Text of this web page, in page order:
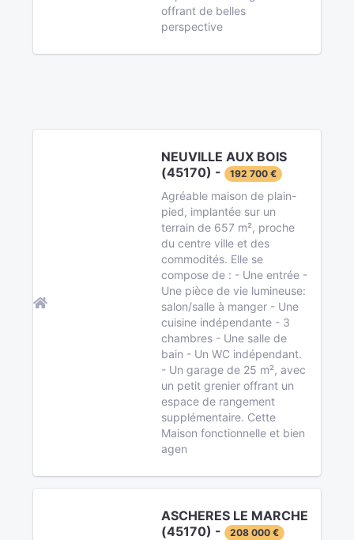
offrant de belles
perspective
NEUVILLE AUX BOIS
(45170) -
192 700 €
Agréable maison de plain-
pied, implantée sur un
terrain de 657 m², proche
du centre ville et des
commodités. Elle se
compose de : - Une entrée -
Une pièce de vie lumineuse:
salon/salle à manger - Une
cuisine indépendante - 3
chambres - Une salle de
bain - Un WC indépendant.
- Un garage de 25 m², avec
un petit grenier offrant un
espace de rangement
supplémentaire. Cette
Maison fonctionnelle et bien
agen
ASCHERES LE MARCHE
(45170) -
208 000 €